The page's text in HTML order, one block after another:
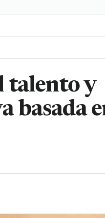
talento y
basada